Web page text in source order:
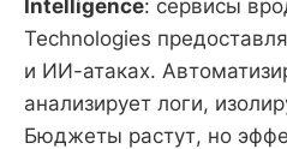
Intelligence: сервисы
Technologies
и ИИ-атаках.
анализирует логи,
Бюджеты растут, но